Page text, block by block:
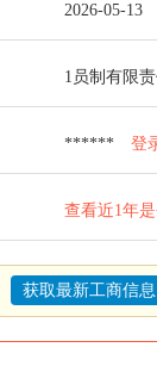
2026-05-13
1员制有限
****** 登
查看近1年
获取最新工商信息